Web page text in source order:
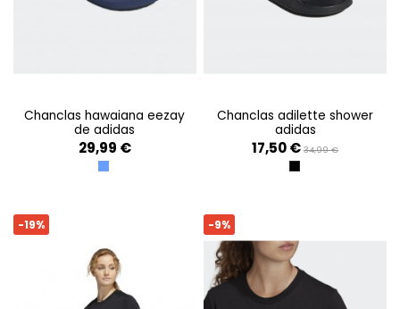
chanclas hawaiana eezay
de adidas
29,99 €
AZUL
chanclas adilette shower
adidas
17,50 € 34,99 €
CBLACK/GTWWHT/
-19% -9%